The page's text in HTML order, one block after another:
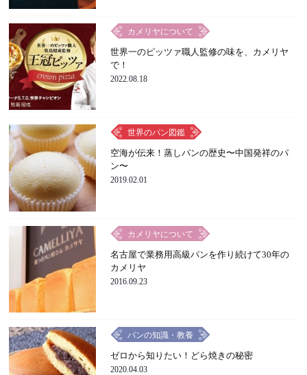
カメリヤについて
世界一のピッツァ職人監修の味を、カメリヤ
で！
2022.08.18
世界のパン図鑑
空海が伝来！蒸しパンの歴史〜中国発祥のパ
ン〜
2019.02.01
カメリヤについて
名古屋で業務用高級パンを作り続けて30年の
カメリヤ
2016.09.23
パンの知識・教養
ゼロから知りたい！どら焼きの秘密
2020.04.03